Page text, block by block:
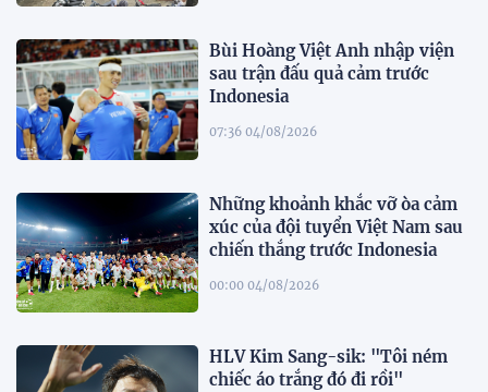
Bùi Hoàng Việt Anh nhập viện
sau trận đấu quả cảm trước
Indonesia
07:36 04/08/2026
Những khoảnh khắc vỡ òa cảm
xúc của đội tuyển Việt Nam sau
chiến thắng trước Indonesia
00:00 04/08/2026
HLV Kim Sang-sik: "Tôi ném
chiếc áo trắng đó đi rồi"